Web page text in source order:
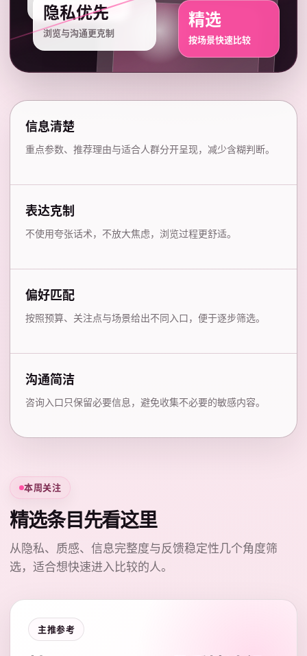
隐私优先
浏览与沟通更克制
精选
按场景快速比较
信息清楚
重点参数、推荐理由与适合人群分开呈现，减少含糊判断。
表达克制
不使用夸张话术，不放大焦虑，浏览过程更舒适。
偏好匹配
按照预算、关注点与场景给出不同入口，便于逐步筛选。
沟通简洁
咨询入口只保留必要信息，避免收集不必要的敏感内容。
本周关注
精选条目先看这里
从隐私、质感、信息完整度与反馈稳定性几个角度筛
选，适合想快速进入比较的人。
主推参考